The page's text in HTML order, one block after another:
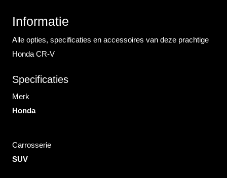
Informatie
Alle opties, specificaties en accessoires van deze prachtige
Honda CR-V
Specificaties
Merk
Honda
Carrosserie
SUV